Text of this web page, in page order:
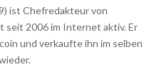
ist Chefredakteur von
seit 2006 im Internet aktiv. Er
und verkaufte ihn im selben